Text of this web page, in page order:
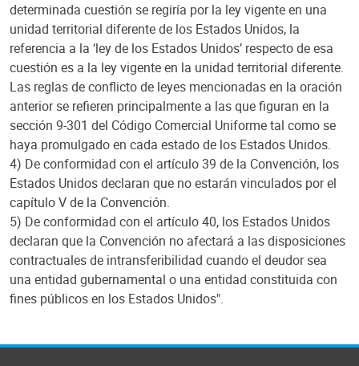
determinada cuestión se regiría por la ley vigente en una
unidad territorial diferente de los Estados Unidos, la
referencia a la ‘ley de los Estados Unidos’ respecto de esa
cuestión es a la ley vigente en la unidad territorial diferente.
Las reglas de conflicto de leyes mencionadas en la oración
anterior se refieren principalmente a las que figuran en la
sección 9-301 del Código Comercial Uniforme tal como se
haya promulgado en cada estado de los Estados Unidos.
4) De conformidad con el artículo 39 de la Convención, los
Estados Unidos declaran que no estarán vinculados por el
capítulo V de la Convención.
5) De conformidad con el artículo 40, los Estados Unidos
declaran que la Convención no afectará a las disposiciones
contractuales de intransferibilidad cuando el deudor sea
una entidad gubernamental o una entidad constituida con
fines públicos en los Estados Unidos".